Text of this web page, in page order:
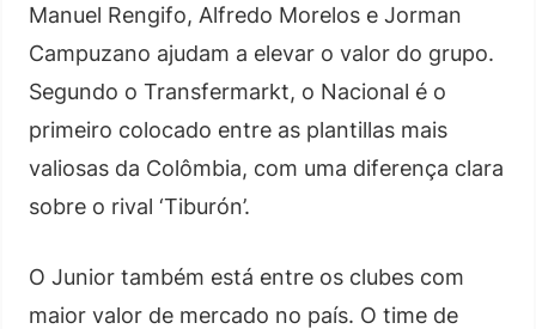
Manuel Rengifo, Alfredo Morelos e Jorman
Campuzano ajudam a elevar o valor do grupo.
Segundo o Transfermarkt, o Nacional é o
primeiro colocado entre as plantillas mais
valiosas da Colômbia, com uma diferença clara
sobre o rival ‘Tiburón’.
O Junior também está entre os clubes com
maior valor de mercado no país. O time de